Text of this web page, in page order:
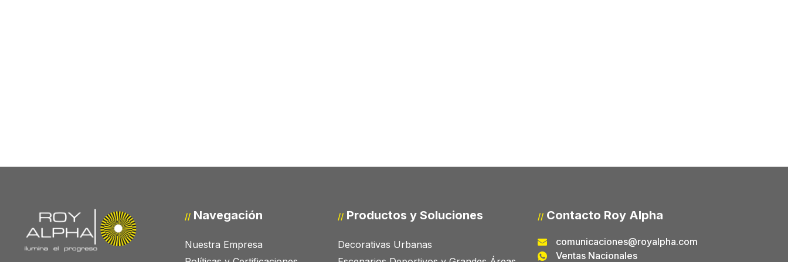
// Navegación
Nuestra Empresa
// Productos y Soluciones
Decorativas Urbanas
// Contacto Roy Alpha
comunicaciones@royalpha.com
Ventas Nacionales